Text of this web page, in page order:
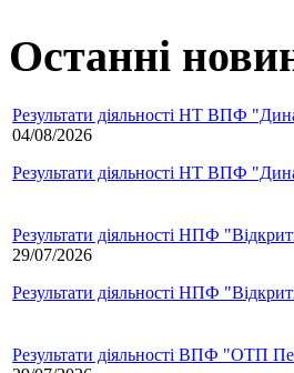
Останні
Результати діяльності НТ ВПФ
04/08/2026
Результати діяльності НТ ВПФ
Результати діяльності НПФ
29/07/2026
Результати діяльності НПФ
Результати діяльності ВПФ "ОТП